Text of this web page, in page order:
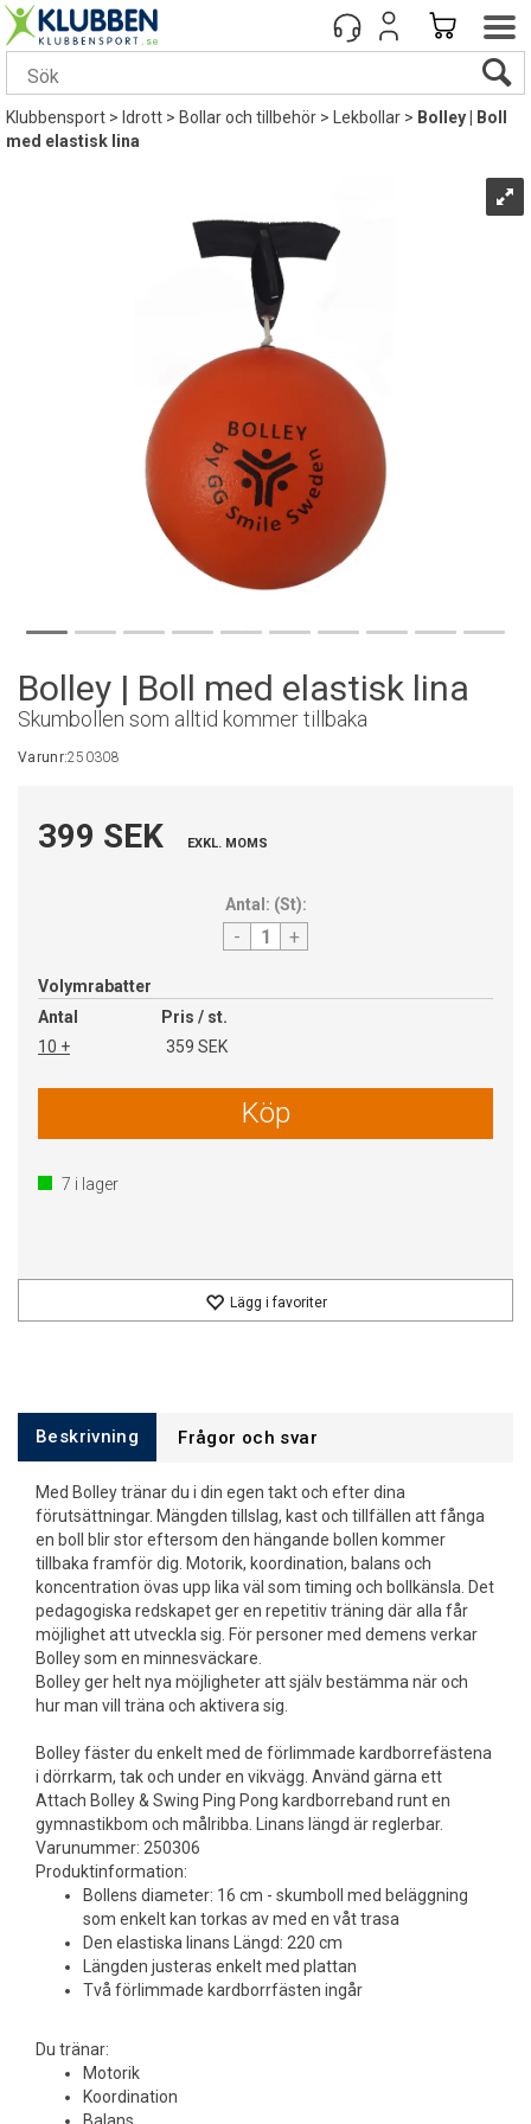
Klubbensport> Idrott>Bollar och tillbehör> Lekbollar> Bolley | Boll
med elastisk lina
Bolley | Boll med elastisk lina
Skumbollen som alltid kommer tillbaka
Varunr:250308
399 SEK EXKL. MOMS
Antal: (St):
- +
Volymrabatter
Antal
Pris / st.
10 +
359 SEK
Köp
7 i lager
Lägg i favoriter
Beskrivning Frågor och svar
Med Bolley tränar du i din egen takt och efter dina
förutsättningar. Mängden tillslag, kast och tillfällen att fånga
en boll blir stor eftersom den hängande bollen kommer
tillbaka framför dig. Motorik, koordination, balans och
koncentration övas upp lika väl som timing och bollkänsla. Det
pedagogiska redskapet ger en repetitiv träning där alla får
möjlighet att utveckla sig. För personer med demens verkar
Bolley som en minnesväckare.
Bolley ger helt nya möjligheter att själv bestämma när och
hur man vill träna och aktivera sig.
Bolley fäster du enkelt med de förlimmade kardborrefästena
i dörrkarm, tak och under en vikvägg. Använd gärna ett
Attach Bolley & Swing Ping Pong kardborreband runt en
gymnastikbom och målribba. Linans längd är reglerbar.
Varunummer: 250306
Produktinformation:
Bollens diameter: 16 cm - skumboll med beläggning
som enkelt kan torkas av med en våt trasa
Den elastiska linans Längd: 220 cm
Längden justeras enkelt med plattan
Två förlimmade kardborrfästen ingår
Du tränar:
Motorik
Koordination